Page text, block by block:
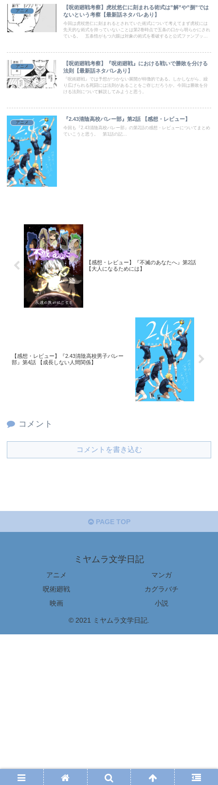
アニメ
【呪術廻戦考察】虎杖悠仁に刻まれる術式は”解”や”捌”では
ないという考察【最新話ネタバレあり】
今回は虎杖悠仁に刻まれるとされていた術式について考えてまず虎杖には
先天的な術式を持っていないことは第2巻時点で五条の口から明らかにされ
ている。 五条悟がもつ六眼は対象の術式を看破すると公式ファンブック
アニメ
【呪術廻戦考察】『呪術廻戦』における戦いで勝敗を分ける
法則【最新話ネタバレあり】
『呪術廻戦』では予想がつかない展開が特徴的である。しかしながら、繰
り広げられる死闘には法則があることをご存じだろうか。今回は勝敗を分
ける法則について解説してみようと思う。
アニメ
『2.43清陰高校バレー部』第2話 【感想・レビュー】
今回も『2.43清陰高校バレー部』の第2話の感想・レビューについてまとめ
ていこうと思う。 第1話の記...
【感想・レビュー】『不滅のあなたへ』第2話
【大人になるためには】
【感想・レビュー】『2.43清陰高校男子バレー
部』第4話 【成長しない人間関係】
コメント
コメントを書き込む
PAGE TOP
ミヤムラ文学日記
アニメ
マンガ
呪術廻戦
カグラバチ
映画
小説
© 2021 ミヤムラ文学日記.